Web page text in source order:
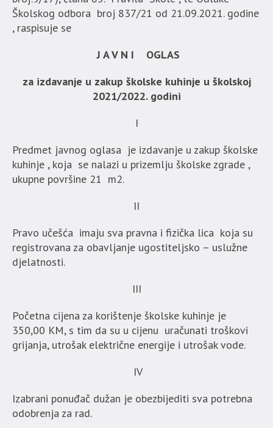
Školskog odbora broj 837/21 od 21.09.2021. godine
, raspisuje se
J A V N I OGLAS
za izdavanje u zakup školske kuhinje u školskoj
2021/2022. godini
I
Predmet javnog oglasa je izdavanje u zakup školske
kuhinje , koja se nalazi u prizemlju školske zgrade ,
ukupne površine 21 m2.
II
Pravo učešća imaju sva pravna i fizička lica koja su
registrovana za obavljanje ugostiteljsko – uslužne
djelatnosti.
III
Početna cijena za korištenje školske kuhinje je
350,00 KM, s tim da su u cijenu uračunati troškovi
grijanja, utrošak električne energije i utrošak vode.
IV
Izabrani ponuđač dužan je obezbijediti sva potrebna
odobrenja za rad.